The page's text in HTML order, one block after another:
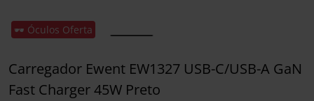
🕶️ Óculos Oferta
Carregador Ewent EW1327 USB-C/USB-A GaN
Fast Charger 45W Preto